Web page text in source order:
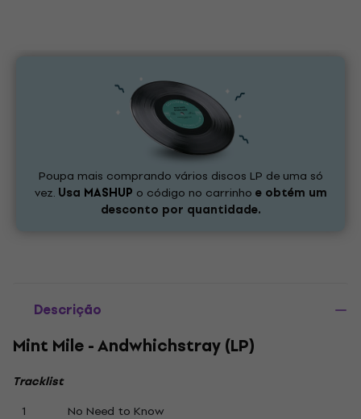
Poupa mais comprando vários discos LP de uma só
vez. Usa MASHUP o código no carrinho e obtém um
desconto por quantidade.
Descrição
Mint Mile - Andwhichstray (LP)
Tracklist
1
No Need to Know